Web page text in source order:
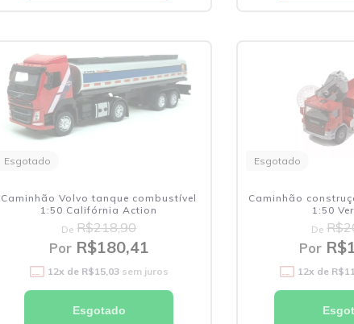
Esgotado
Caminhão Volvo tanque combustível
1:50 Califórnia Action
De R$218,90
PorR$180,41
12x de R$15,03sem juros
Esgotado
Esgotado
Caminhão
1:50
De
Por
12x de